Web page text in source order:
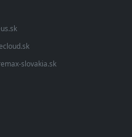
slovakia.sk